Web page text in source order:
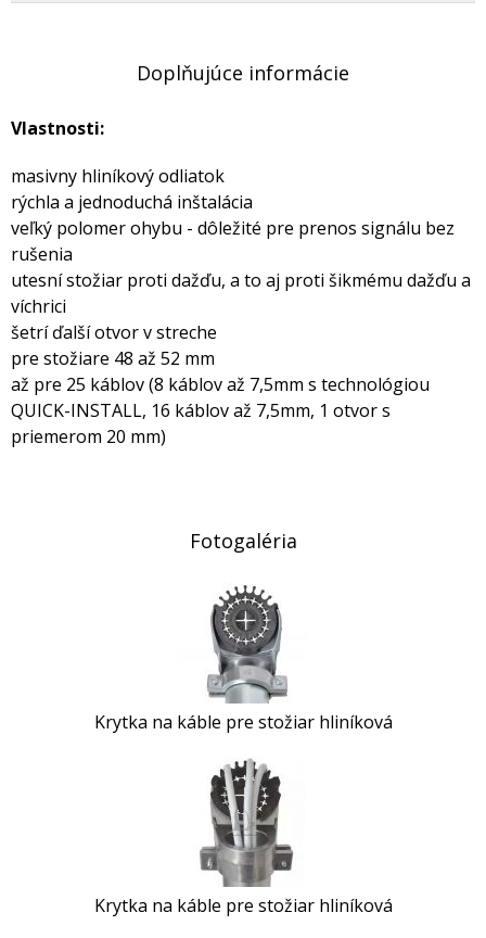
Doplňujúce informácie
Vlastnosti:
masivny hliníkový odliatok
rýchla a jednoduchá inštalácia
veľký polomer ohybu - dôležité pre prenos signálu bez
rušenia
utesní stožiar proti dažďu, a to aj proti šikmému dažďu a
víchrici
šetrí ďalší otvor v streche
pre stožiare 48 až 52 mm
až pre 25 káblov (8 káblov až 7,5mm s technológiou
QUICK-INSTALL, 16 káblov až 7,5mm, 1 otvor s
priemerom 20 mm)
Fotogaléria
Krytka na káble pre stožiar hliníková
Krytka na káble pre stožiar hliníková